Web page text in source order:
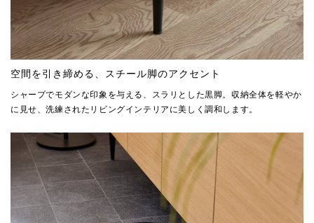
空間を引き締める、スチール脚のアクセント
シャープでモダンな印象を与える、スラリとした黒脚。収納全体を軽やか
に見せ、洗練されたリビングインテリアに美しく調和します。